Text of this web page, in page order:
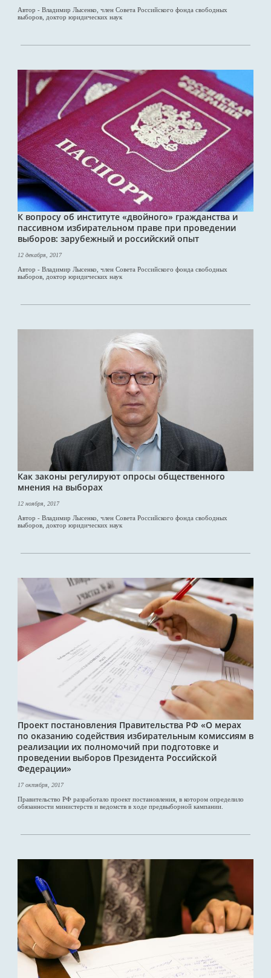
Автор - Владимир Лысенко, член Совета Российского фонда свободных
выборов, доктор юридических наук
К вопросу об институте «двойного» гражданства и
пассивном избирательном праве при проведении
выборов: зарубежный и российский опыт
12 декабря, 2017
Автор - Владимир Лысенко, член Совета Российского фонда свободных
выборов, доктор юридических наук
Как законы регулируют опросы общественного
мнения на выборах
12 ноября, 2017
Автор - Владимир Лысенко, член Совета Российского фонда свободных
выборов, доктор юридических наук
Проект постановления Правительства РФ «О мерах
по оказанию содействия избирательным комиссиям в
реализации их полномочий при подготовке и
проведении выборов Президента Российской
Федерации»
17 октября, 2017
Правительство РФ разработало проект постановления, в котором определило
обязанности министерств и ведомств в ходе предвыборной кампании.